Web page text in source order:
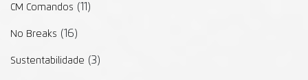
CM Comandos (11)
No Breaks (16)
Sustentabilidade (3)